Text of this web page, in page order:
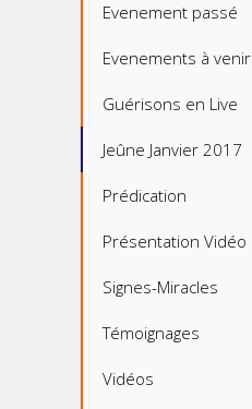
Evenement passé
Evenements à venir
Guérisons en Live
Jeûne Janvier 2017
Prédication
Présentation Vidéo
Signes-Miracles
Témoignages
Vidéos